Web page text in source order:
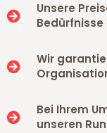
Unsere
Wir
Bei Ihrem
unseren